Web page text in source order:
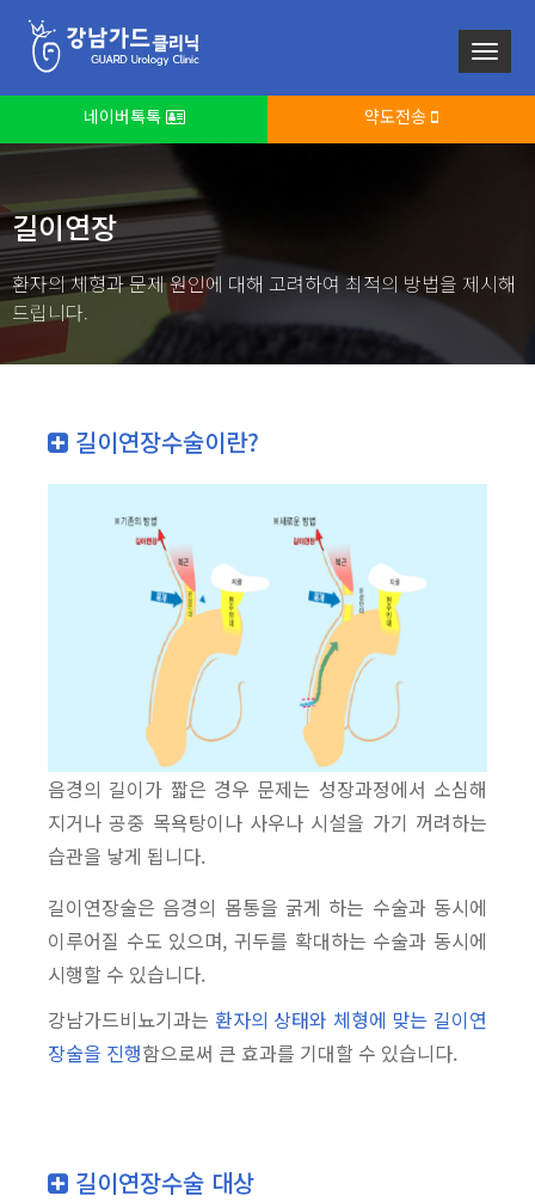
네이버톡톡 약도전송
길이연장
환자의 체형과 문제 원인에 대해 고려하여 최적의 방법을 제시해
드립니다.
길이연장수술이란?
음경의 길이가 짧은 경우 문제는 성장과정에서 소심해
지거나 공중 목욕탕이나 사우나 시설을 가기 꺼려하는
습관을 낳게 됩니다.
길이연장술은 음경의 몸통을 굵게 하는 수술과 동시에
이루어질 수도 있으며, 귀두를 확대하는 수술과 동시에
시행할 수 있습니다.
강남가드비뇨기과는 환자의 상태와 체형에 맞는 길이연
장술을 진행함으로써 큰 효과를 기대할 수 있습니다.
길이연장수술 대상